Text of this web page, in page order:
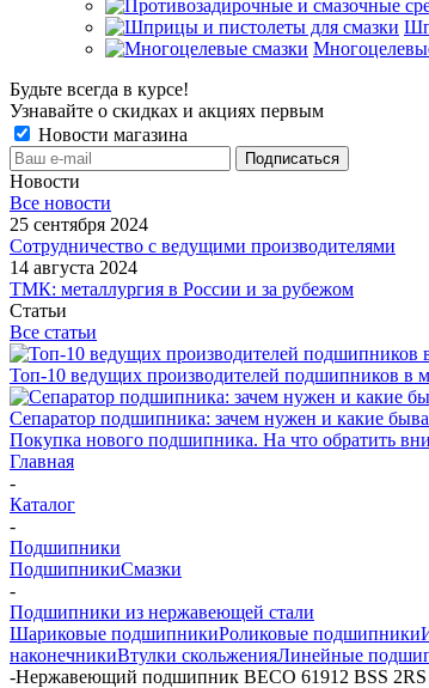
Будьте всегда в курсе!
Узнавайте о скидках и акциях первым
Новости магазина
Новости
Все новости
25 сентября 2024
Сотрудничество с ведущими производителями
14 августа 2024
ТМК: металлургия в России и за рубежом
Статьи
Все статьи
Топ-10 ведущих производителей подшипников в
Сепаратор подшипника: зачем нужен и какие
Покупка нового подшипника. На что обратить
Главная
-
Каталог
-
Подшипники
ПодшипникиСмазки
-
Подшипники из нержавеющей стали
Шариковые подшипникиРоликовые подшипники
наконечникиВтулки скольженияЛинейные
-Нержавеющий подшипник BECO 61912 BSS 2RS